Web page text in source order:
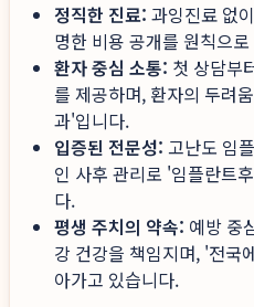
정직한 진료: 과잉진료 없
명한 비용 공개를 원칙으
환자 중심 소통: 첫 상담부
를 제공하며, 환자의 두려
과'입니다.
입증된 전문성: 고난도 임
인 사후 관리로 '임플란트
다.
평생 주치의 약속: 예방 중
강 건강을 책임지며, '전국
아가고 있습니다.